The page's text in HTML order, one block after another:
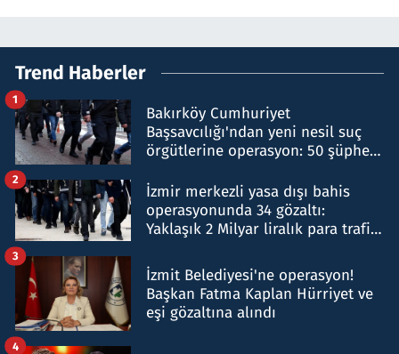
Trend Haberler
Bakırköy Cumhuriyet
Başsavcılığı'ndan yeni nesil suç
örgütlerine operasyon: 50 şüpheli
1
İzmir merkezli yasa dışı bahis
operasyonunda 34 gözaltı:
Yaklaşık 2 Milyar liralık para trafiği
2
İzmit Belediyesi'ne operasyon!
Başkan Fatma Kaplan Hürriyet ve
eşi gözaltına alındı
3
4